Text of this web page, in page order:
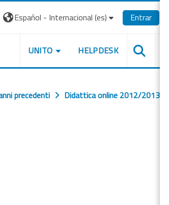
Español - Internacional ‎(es)‎ Entrar
UNITO HELPDESK
precedenti
Didattica online 2012/2013